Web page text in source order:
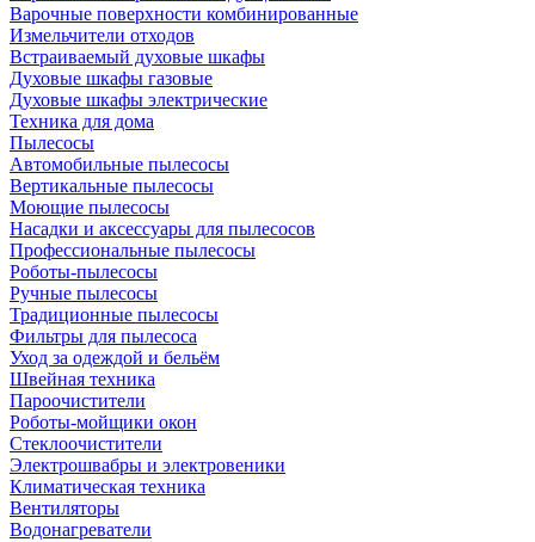
Варочные поверхности комбинированные
Измельчители отходов
Встраиваемый духовые шкафы
Духовые шкафы газовые
Духовые шкафы электрические
Техника для дома
Пылесосы
Автомобильные пылесосы
Вертикальные пылесосы
Моющие пылесосы
Насадки и аксессуары для пылесосов
Профессиональные пылесосы
Роботы-пылесосы
Ручные пылесосы
Традиционные пылесосы
Фильтры для пылесоса
Уход за одеждой и бельём
Швейная техника
Пароочистители
Роботы-мойщики окон
Стеклоочистители
Электрошвабры и электровеники
Климатическая техника
Вентиляторы
Водонагреватели